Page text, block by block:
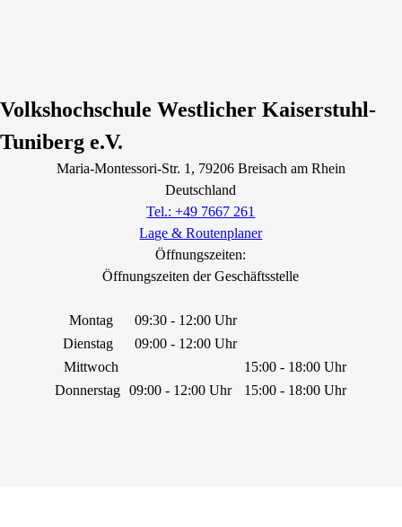
Volkshochschule Westlicher Kaiserstuhl-
Tuniberg e.V.
Maria-Montessori-Str. 1 , 79206 Breisach am Rhein
Deutschland
Tel.: +49 7667 261
Lage & Routenplaner
Öffnungszeiten:
Öffnungszeiten der Geschäftsstelle
Montag
09:30 - 12:00 Uhr
Dienstag
09:00 - 12:00 Uhr
Mittwoch
15:00 - 18:00 Uhr
Donnerstag
09:00 - 12:00 Uhr 15:00 - 18:00 Uhr